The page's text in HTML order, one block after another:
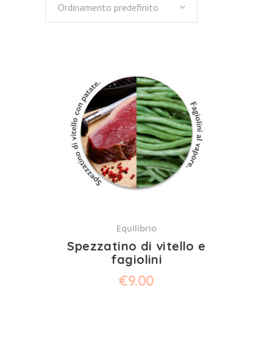
Ordinamento predefinito
Equilibrio
Spezzatino di vitello e
fagiolini
€9.00